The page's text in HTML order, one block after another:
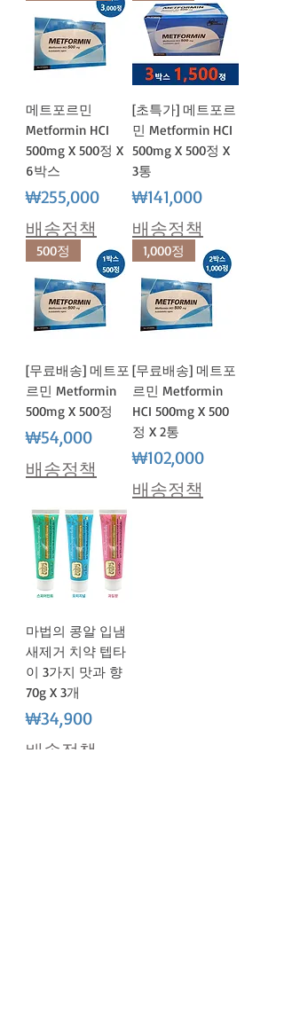
메트포르민
Metformin HCI
500mg X 500정 X
6박스
가격
₩255,000
배송정책
[초특가] 메트포르
민 Metformin HCI
500mg X 500정 X
3통
가격
₩141,000
배송정책
500정
[무료배송] 메트포
르민 Metformin
500mg X 500정
가격
₩54,000
배송정책
1,000정
[무료배송] 메트포
르민 Metformin
HCI 500mg X 500
정 X 2통
가격
₩102,000
배송정책
마법의 콩알 입냄
새제거 치약 텝타
이 3가지 맛과 향
70g X 3개
가격
₩34,900
배송정책